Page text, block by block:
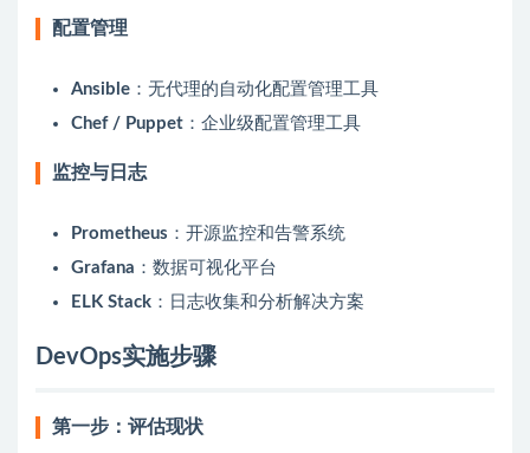
配置管理
Ansible ：无代理的自动化配置管理工具
Chef / Puppet ：企业级配置管理工具
监控与日志
Prometheus ：开源监控和告警系统
Grafana ：数据可视化平台
ELK Stack ：日志收集和分析解决方案
DevOps实施步骤
第一步：评估现状